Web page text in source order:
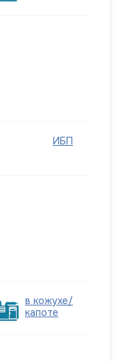
ИБП
в кожухе/
капоте